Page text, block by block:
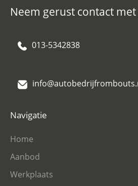
Neem gerust contact
013-5342838
Navigatie
Home
Aanbod
Werkplaats